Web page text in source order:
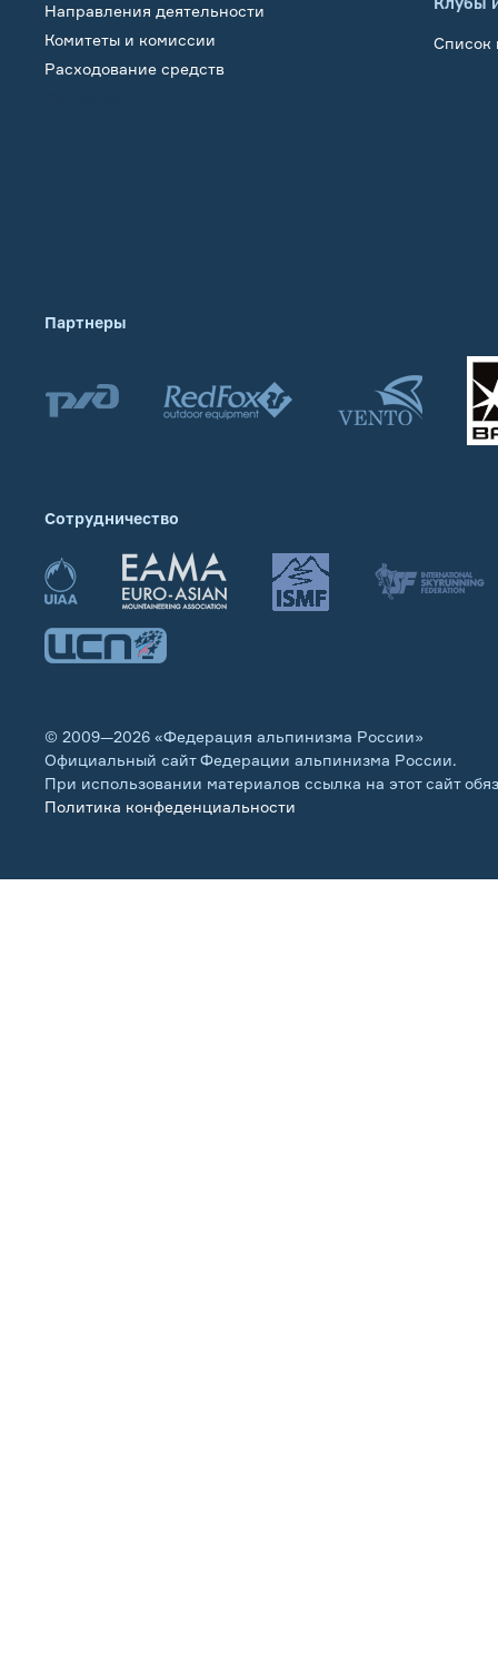
Направления деятельности
Комитеты и комиссии
Расходование средств
Список
Партнеры
Сотрудничество
© 2009—2026 «Федерация альпинизма России»
Официальный сайт Федерации альпинизма России.
При использовании материалов ссылка на этот сайт
Политика конфеденциальности